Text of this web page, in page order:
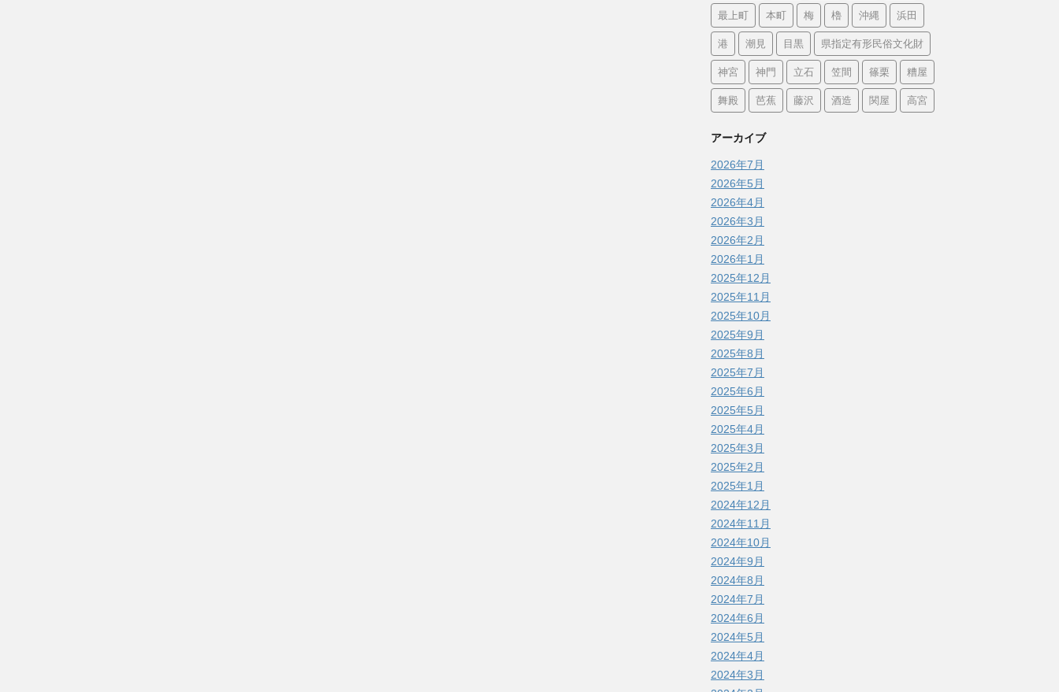
最上町 本町 梅 櫓 沖縄 浜田
港 潮見 目黒 県指定有形民俗文化財
神宮 神門 立石 笠間 篠栗 糟屋
舞殿 芭蕉 藤沢 酒造 関屋 高宮
アーカイブ
2026年7月
2026年5月
2026年4月
2026年3月
2026年2月
2026年1月
2025年12月
2025年11月
2025年10月
2025年9月
2025年8月
2025年7月
2025年6月
2025年5月
2025年4月
2025年3月
2025年2月
2025年1月
2024年12月
2024年11月
2024年10月
2024年9月
2024年8月
2024年7月
2024年6月
2024年5月
2024年4月
2024年3月